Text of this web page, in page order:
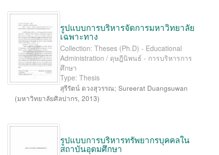
รูปแบบการบริหารจัดการมหาวิทยาลัย
เฉพาะทาง
Collection: Theses (Ph.D) - Educational
Administration / ดุษฎีนิพนธ์ - การบริหารการ
ศึกษา
Type: Thesis
สุรีรัตน์ ดวงสุวรรณ; Sureerat Duangsuwan
(มหาวิทยาลัยศิลปากร, 2013)
รูปแบบการบริหารทรัพยากรบุคคลใน
สถาบันอุดมศึกษา